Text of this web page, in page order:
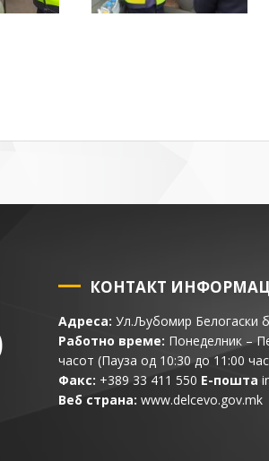
КОНТАКТ
Адреса: Ул.Љубомир Белогаски
Работно време: Понеделник –
часот (Пауза од 10:30 до 11:00
Факс: +389 33 411 550 Е-пошта
Веб страна: www.delcevo.gov.mk